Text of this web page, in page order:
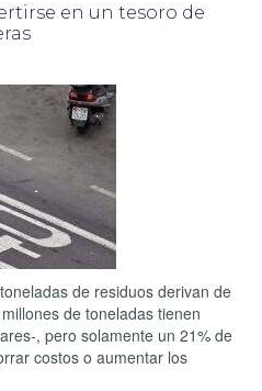
en un tesoro de
de residuos derivan de
de toneladas tienen
, pero solamente un 21% de
costos o aumentar los